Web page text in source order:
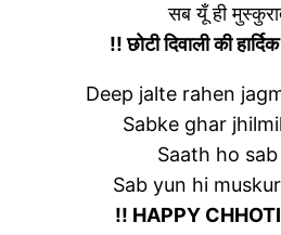
सब यूँ ही
!! छोटी दिवाली की
Deep jalte rahen
Sabke ghar
Saath ho
Sab yun hi
!! HAPPY